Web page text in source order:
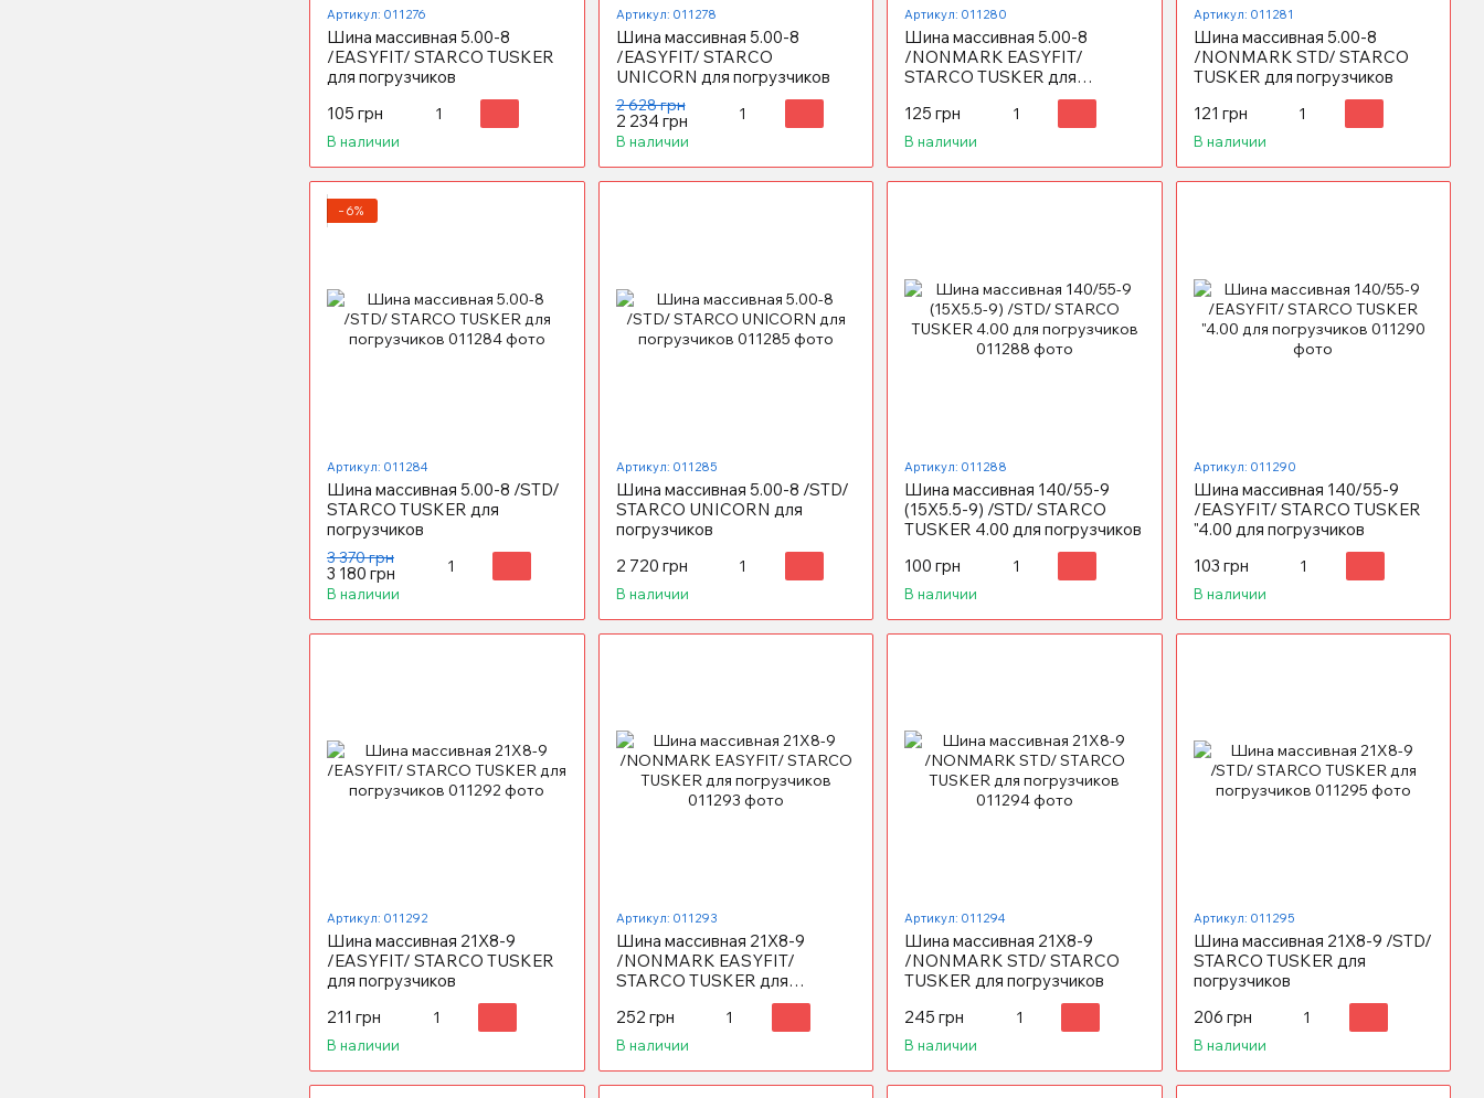
Артикул: 011276
Шина массивная 5.00-8
/EASYFIT/ STARCO TUSKER
для погрузчиков
105 грн
В наличии
Артикул: 011278
Шина массивная 5.00-8
/EASYFIT/ STARCO
UNICORN для погрузчиков
2 628 грн
2 234 грн
В наличии
Артикул: 011280
Шина массивная 5.00-8
/NONMARK EASYFIT/
STARCO TUSKER для
125 грн
В наличии
Артикул: 011281
Шина массивная 5.00-8
/NONMARK STD/ STARCO
TUSKER для погрузчиков
121 грн
В наличии
−6%
Артикул: 011284
Шина массивная 5.00-8 /STD/
STARCO TUSKER для
погрузчиков
3 370 грн
3 180 грн
В наличии
Артикул: 011285
Шина массивная 5.00-8 /STD/
STARCO UNICORN для
погрузчиков
2 720 грн
В наличии
Артикул: 011288
Шина массивная 140/55-9
(15X5.5-9) /STD/ STARCO
TUSKER 4.00 для погрузчиков
100 грн
В наличии
Артикул: 011290
Шина массивная 140/55-9
/EASYFIT/ STARCO TUSKER
"4.00 для погрузчиков
103 грн
В наличии
Артикул: 011292
Шина массивная 21X8-9
/EASYFIT/ STARCO TUSKER
для погрузчиков
211 грн
В наличии
Артикул: 011293
Шина массивная 21X8-9
/NONMARK EASYFIT/
STARCO TUSKER для
252 грн
В наличии
Артикул: 011294
Шина массивная 21X8-9
/NONMARK STD/ STARCO
TUSKER для погрузчиков
245 грн
В наличии
Артикул: 011295
Шина массивная 21X8-9 /STD/
STARCO TUSKER для
погрузчиков
206 грн
В наличии